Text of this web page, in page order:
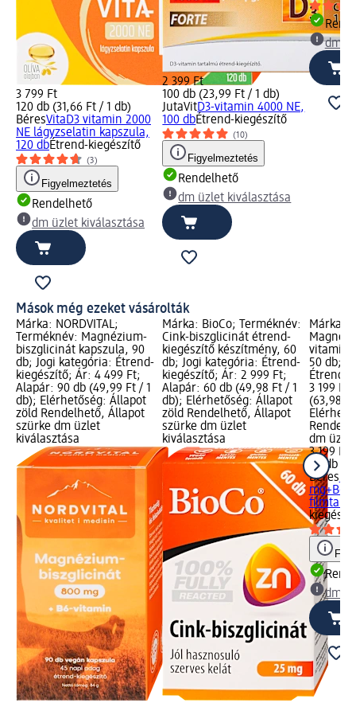
3 799 Ft
120 db (31,66 Ft / 1 db)
BéresVitaD3 vitamin 2000
NE lágyzselatin kapszula,
120 dbÉtrend-kiegészítő
(3)
Figyelmeztetés
Rendelhető
dm üzlet kiválasztása
2 399 Ft
100 db (23,99 Ft / 1 db)
JutaVitD3-vitamin 4000 NE,
100 dbÉtrend-kiegészítő
(10)
Figyelmeztetés
Rendelhető
dm üzlet kiválasztása
dm
Mások még ezeket vásárolták
Márka: NORDVITAL;
Terméknév: Magnézium-
biszglicinát kapszula, 90
db; Jogi kategória: Étrend-
kiegészítő; Ár: 4 499 Ft;
Alapár: 90 db (49,99 Ft / 1
db); Elérhetőség: Állapot
zöld Rendelhető, Állapot
szürke dm üzlet
kiválasztása
Márka: BioCo; Terméknév:
Cink-biszglicinát étrend-
kiegészítő készítmény, 60
db; Jogi kategória: Étrend-
kiegészítő; Ár: 2 999 Ft;
Alapár: 60 db (49,98 Ft / 1
db); Elérhetőség: Állapot
zöld Rendelhető, Állapot
szürke dm üzlet
kiválasztása
Márka:
vitamin
50 db;
Étrend-
3 199
(63,98
dm
3 199 Ft
50 db
Béres
mg+B6-
dm